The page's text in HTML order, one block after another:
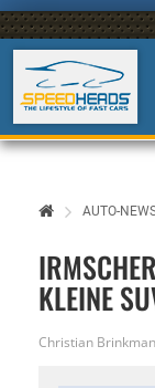
AUTO-
KLEINE
Christian